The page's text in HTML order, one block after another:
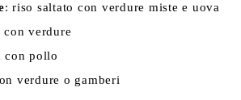
: riso saltato con verdure miste e uova
con verdure
con pollo
verdure o gamberi